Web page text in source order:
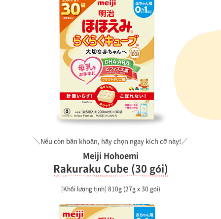
＼Nếu còn băn khoăn, hãy chọn ngay kích cỡ này!／
Meiji Hohoemi
Rakuraku Cube (30 gói)
[Khối lượng tịnh] 810g (27g x 30 gói)